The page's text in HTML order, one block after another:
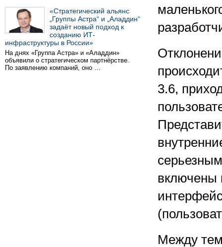
«Стратегический альянс
„Группы Астра“ и „Аладдин“
задаёт новый подход к
созданию ИТ-
инфраструктуры в России»
На днях «Группа Астра» и «Аладдин»
объявили о стратегическом партнёрстве.
По заявлению компаний, оно …
3.6,
включены
Между